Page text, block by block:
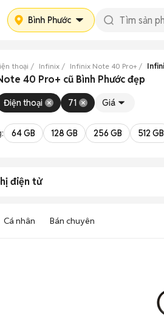
Bình Phước
thoại Infinix Infinix Note 40 Pro+
40 Pro+ cũ Bình Phước đẹp
Điện thoại 71 Giá
64 GB 128 GB 256 GB 512 GB
điện tử
Cá nhân Bán chuyên